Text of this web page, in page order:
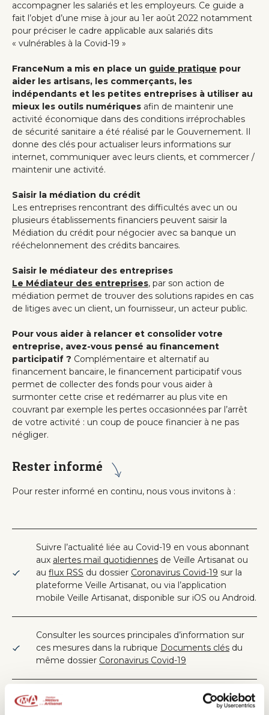
accompagner les salariés et les employeurs. Ce guide a
fait l’objet d’une mise à jour au 1er août 2022 notamment
pour préciser le cadre applicable aux salariés dits
« vulnérables à la Covid-19 »
FranceNum a mis en place un guide pratique pour
aider les artisans, les commerçants, les
indépendants et les petites entreprises à utiliser au
mieux les outils numériques afin de maintenir une
activité économique dans des conditions irréprochables
de sécurité sanitaire a été réalisé par le Gouvernement. Il
donne des clés pour actualiser leurs informations sur
internet, communiquer avec leurs clients, et commercer /
maintenir une activité.
Saisir la médiation du crédit
Les entreprises rencontrant des difficultés avec un ou
plusieurs établissements financiers peuvent saisir la
Médiation du crédit pour négocier avec sa banque un
rééchelonnement des crédits bancaires.
Saisir le médiateur des entreprises
Le Médiateur des entreprises, par son action de
médiation permet de trouver des solutions rapides en cas
de litiges avec un client, un fournisseur, un acteur public.
Pour vous aider à relancer et consolider votre
entreprise, avez-vous pensé au financement
participatif ? Complémentaire et alternatif au
financement bancaire, le financement participatif vous
permet de collecter des fonds pour vous aider à
surmonter cette crise et redémarrer au plus vite en
couvrant par exemple les pertes occasionnées par l’arrêt
de votre activité : un coup de pouce financier à ne pas
négliger.
Rester informé
Pour rester informé en continu, nous vous invitons à :
Suivre l’actualité liée au Covid-19 en vous abonnant
aux alertes mail quotidiennes de Veille Artisanat ou
au flux RSS du dossier Coronavirus Covid-19 sur la
plateforme Veille Artisanat, ou via l’application
mobile Veille Artisanat, disponible sur iOS ou Android.
Consulter les sources principales d’information sur
ces mesures dans la rubrique Documents clés du
même dossier Coronavirus Covid-19
Retrouver les aides
Plan de relance (TPE et PME)
sur
, la base de données des aides